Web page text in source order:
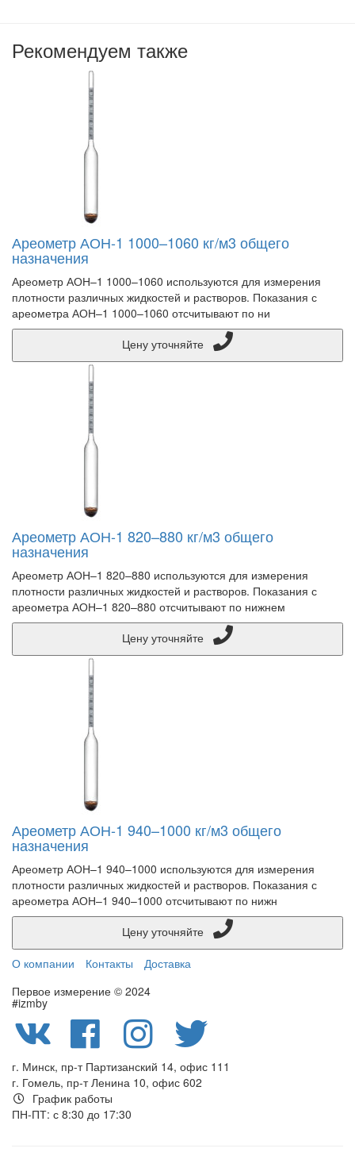
Рекомендуем также
Ареометр АОН-1 1000–1060 кг/м3 общего
назначения
Ареометр АОН–1 1000–1060 используются для измерения
плотности различных жидкостей и растворов. Показания с
ареометра АОН–1 1000–1060 отсчитывают по ни
Ареометр АОН-1 820–880 кг/м3 общего
назначения
Ареометр АОН–1 820–880 используются для измерения
плотности различных жидкостей и растворов. Показания с
ареометра АОН–1 820–880 отсчитывают по нижнем
Ареометр АОН-1 940–1000 кг/м3 общего
назначения
Ареометр АОН–1 940–1000 используются для измерения
плотности различных жидкостей и растворов. Показания с
ареометра АОН–1 940–1000 отсчитывают по нижн
О компании
Контакты
Доставка
Первое измерение © 2024
#izmby
г. Минск, пр-т Партизанский 14, офис 111
г. Гомель, пр-т Ленина 10, офис 602
График работы
ПН-ПТ: с 8:30 до 17:30